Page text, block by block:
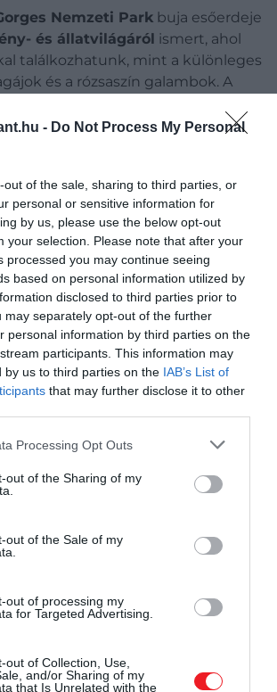
- Do Not Process My Personal
out of the sale, sharing to third parties, or
personal or sensitive information for
by us, please use the below opt-out
your selection. Please note that after your
processed you may continue seeing
based on personal information utilized by
disclosed to third parties prior to
may separately opt-out of the further
personal information by third parties on the
participants. This information may
by us to third parties on the IAB’s List of
that may further disclose it to other
website/app uses one or more Google
visit or usage behaviour. You may click to
to Google and its third-party tags to
below specified purposes in below Google
Processing Opt Outs
out of the Sharing of my
out of the Sale of my
out of processing my
for Targeted Advertising.
out of Collection, Use,
and/or Sharing of my
that Is Unrelated with the
Nemzeti Park buja esőerdeje
és állatvilágáról ismert, ahol
találkozhatunk, mint a különleges
és a rózsaszín galambok. A
kilátón pedig felejthetetlen
gazdagabbak.
Megjelent a világ legboldogabb
listája – meglepetés a top 10-ben
találhatók, ezért az országban ez
úti cél. A milliomosok